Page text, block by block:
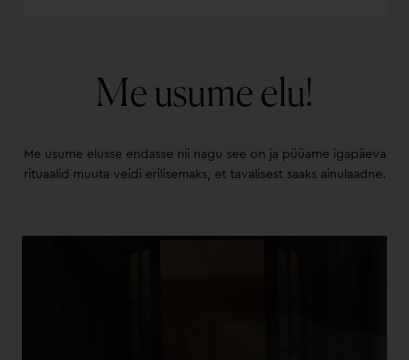
Me usume elu!
Me usume elusse endasse nii nagu see on ja püüame igapäeva
rituaalid muuta veidi erilisemaks, et tavalisest saaks ainulaadne.